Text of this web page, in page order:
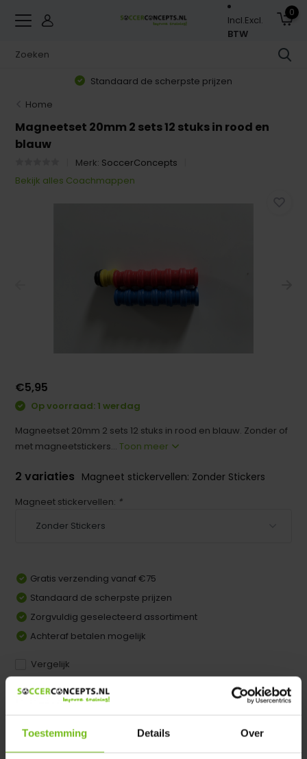
Toestemming Details Over
Incl.Excl.
BTW
0
Standaard de scherpste prijzen
Home
Magneetset 20mm 2 sets 12 stuks in rood en
blauw
Merk: SoccerConcepts
Bekijk alles Coachmappen
€5,95
Op voorraad: 1 werdag
Magneetset 20mm 2 sets 12 stuks in rood en blauw. Zonder of
met magneetstickers...Toon meer
2 variaties Magneet stickervellen: Zonder Stickers
Magneet stickervellen: *
Gratis verzending vanaf €75
Standaard de scherpste prijzen
Zorgvuldig geselecteerd assortiment
Achteraf betalen mogelijk
Vergelijk
Dir product is beschikbaar in de volgende varianten:
Heeft u een vraag over dit product ?
We helpen u graag met meer informatie